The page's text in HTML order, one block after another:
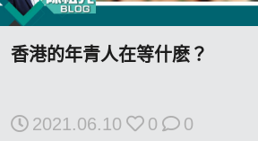
香港的年青人在等什麽？
2021.06.10 0 0